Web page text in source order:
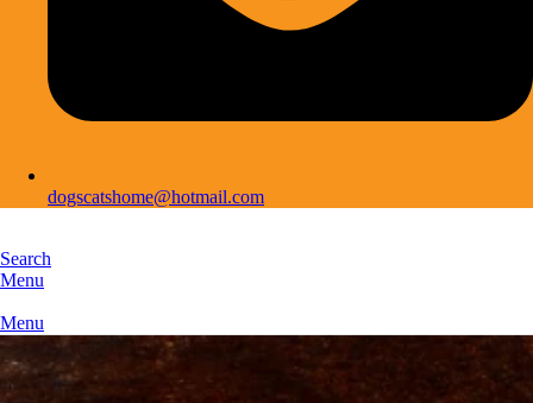
dogscatshome@hotmail.com
Search
Menu
Menu